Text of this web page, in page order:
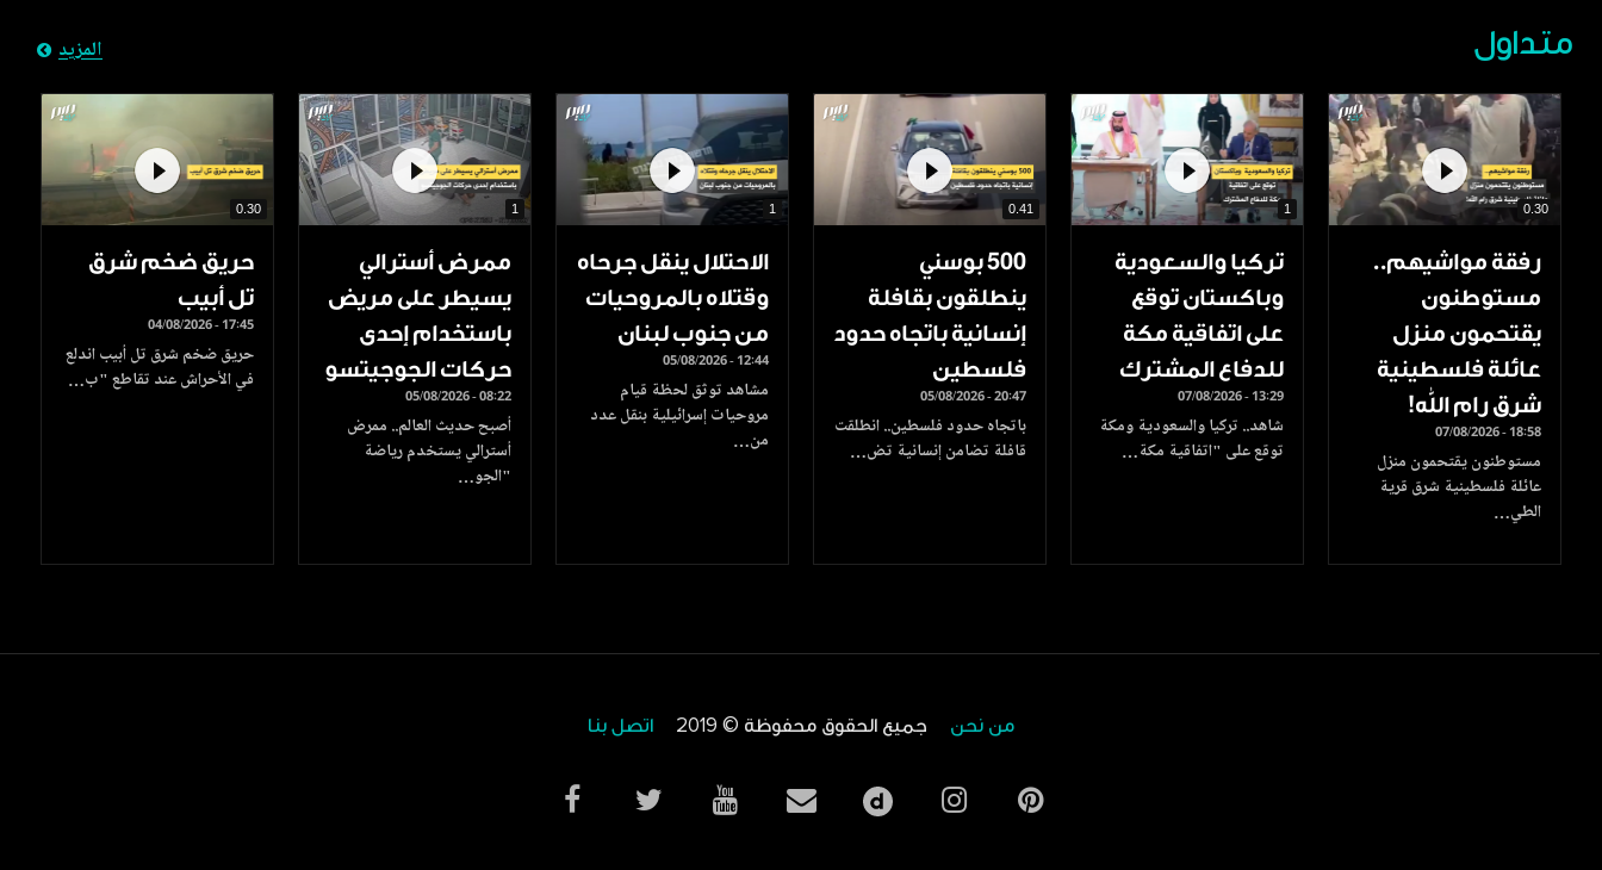
متداول المزيد
0.30
رفقة مواشيهم..
مستوطنون
يقتحمون منزل
عائلة فلسطينية
شرق رام الله!
07/08/2026 - 18:58
مستوطنون يقتحمون منزل
عائلة فلسطينية شرق قرية
الطي…
1
تركيا والسعودية
وباكستان توقع
على اتفاقية مكة
للدفاع المشترك
07/08/2026 - 13:29
شاهد.. تركيا والسعودية ومكة
توقع على "اتفاقية مكة…
0.41
500 بوسني
ينطلقون بقافلة
إنسانية باتجاه حدود
فلسطين
05/08/2026 - 20:47
باتجاه حدود فلسطين.. انطلقت
قافلة تضامن إنسانية تض…
1
الاحتلال ينقل جرحاه
وقتلاه بالمروحيات
من جنوب لبنان
05/08/2026 - 12:44
مشاهد توثق لحظة قيام
مروحيات إسرائيلية بنقل عدد
من…
1
ممرض أسترالي
يسيطر على مريض
باستخدام إحدى
حركات الجوجيتسو
05/08/2026 - 08:22
أصبح حديث العالم.. ممرض
أسترالي يستخدم رياضة
"الجو…
0.30
حريق ضخم شرق
تل أبيب
04/08/2026 - 17:45
حريق ضخم شرق تل أبيب اندلع
في الأحراش عند تقاطع "ب…
من نحن جميع الحقوق محفوظة © 2019 اتصل بنا